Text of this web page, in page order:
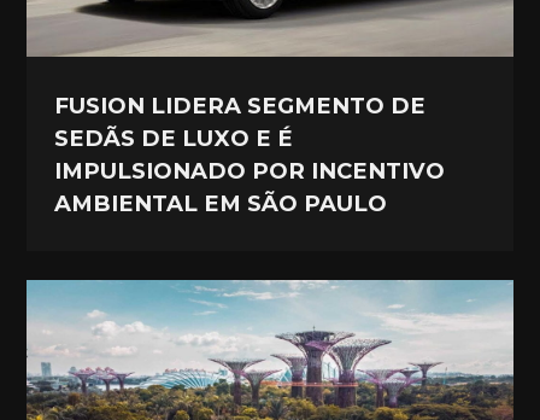
FUSION LIDERA SEGMENTO DE
SEDÃS DE LUXO E É
IMPULSIONADO POR INCENTIVO
AMBIENTAL EM SÃO PAULO